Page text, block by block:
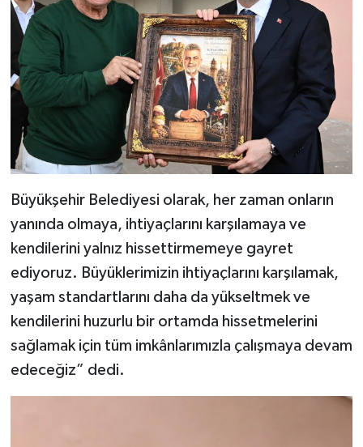
Büyükşehir Belediyesi olarak, her zaman onların
yanında olmaya, ihtiyaçlarını karşılamaya ve
kendilerini yalnız hissettirmemeye gayret
ediyoruz. Büyüklerimizin ihtiyaçlarını karşılamak,
yaşam standartlarını daha da yükseltmek ve
kendilerini huzurlu bir ortamda hissetmelerini
sağlamak için tüm imkânlarımızla çalışmaya devam
edeceğiz” dedi.